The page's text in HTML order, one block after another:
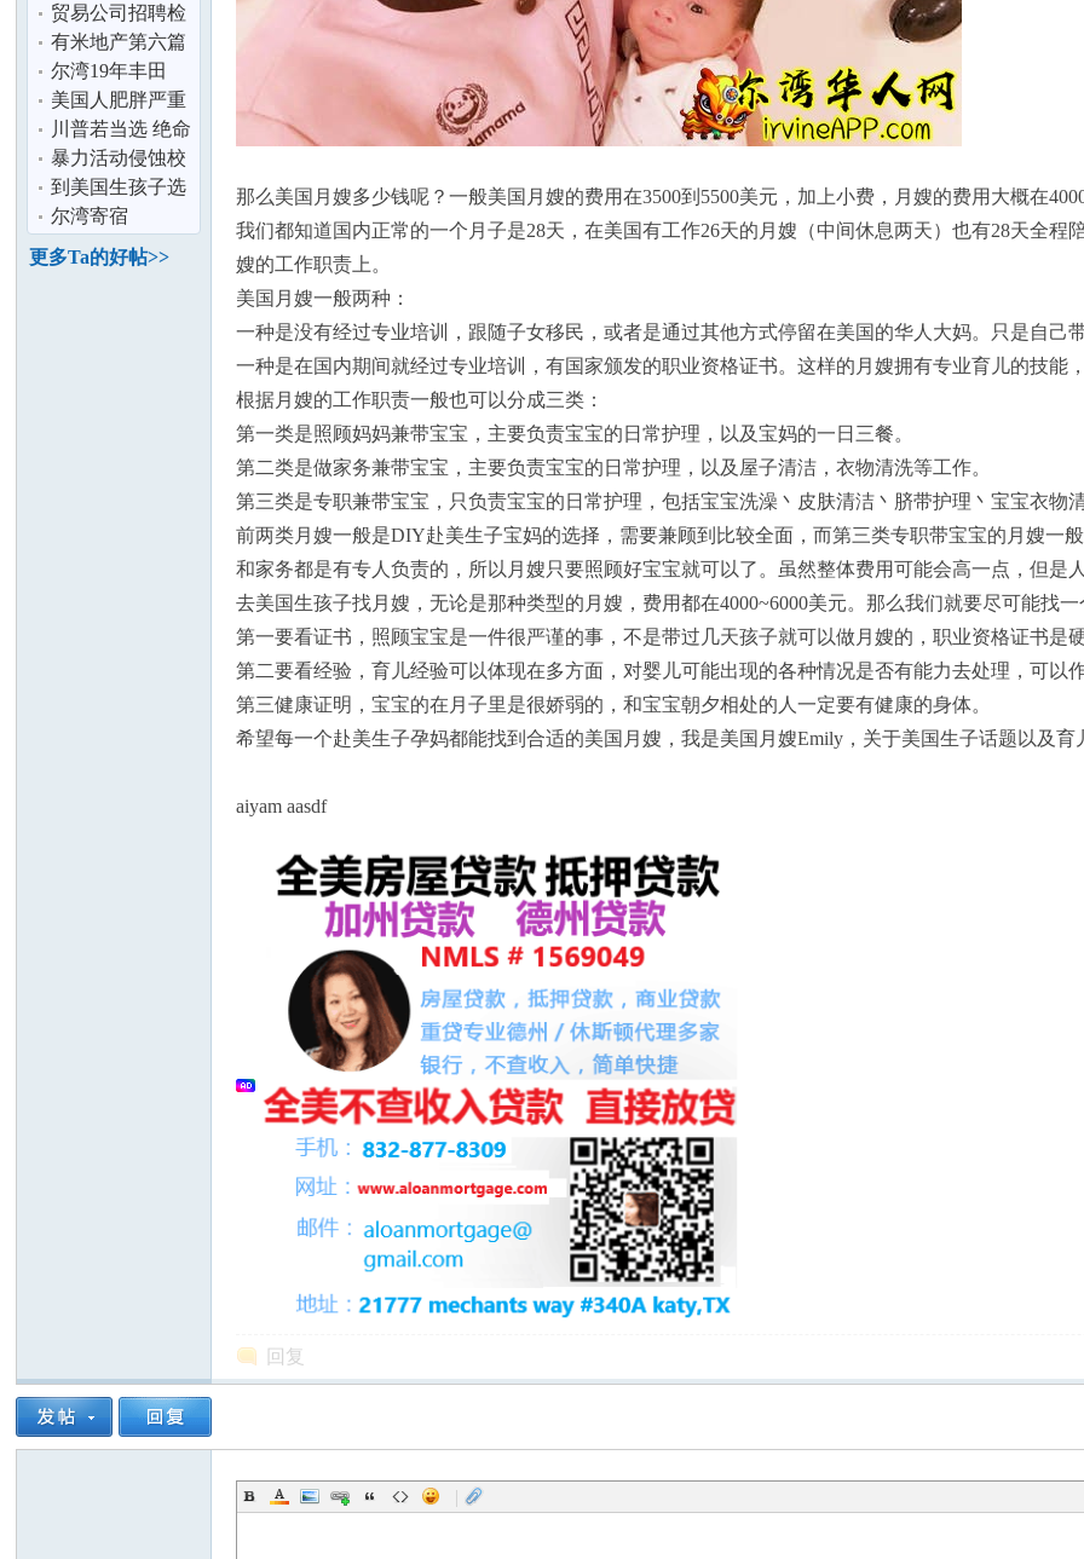
网
贸易公司招聘检
测专员
有米地产第六篇
(2)：美国买房的
十个最好十
尔湾19年丰田
RAV 4出租
美国人肥胖严重
的根本原因是什
么？
川普若当选 绝命
毒师布莱恩克雷
斯顿将果断
暴力活动侵蚀校
园 香港教育前途
堪忧
到美国生孩子选
择月子中心要避
免哪些陷阱？
尔湾寄宿
更多Ta的好帖>>
那么美国月嫂多少钱呢？一般美国月嫂的费用在3500到5500美元，加上小费，月嫂的费用大概在
我们都知道国内正常的一个月子是28天，在美国有工作26天的月嫂（中间休息两天）也有28天全
嫂的工作职责上。
美国月嫂一般两种：
一种是没有经过专业培训，跟随子女移民，或者是通过其他方式停留在美国的华人大妈。只是自己
一种是在国内期间就经过专业培训，有国家颁发的职业资格证书。这样的月嫂拥有专业育儿的技能
根据月嫂的工作职责一般也可以分成三类：
第一类是照顾妈妈兼带宝宝，主要负责宝宝的日常护理，以及宝妈的一日三餐。
第二类是做家务兼带宝宝，主要负责宝宝的日常护理，以及屋子清洁，衣物清洗等工作。
第三类是专职兼带宝宝，只负责宝宝的日常护理，包括宝宝洗澡丶皮肤清洁丶脐带护理丶宝宝衣物
前两类月嫂一般是DIY赴美生子宝妈的选择，需要兼顾到比较全面，而第三类专职带宝宝的月嫂一
和家务都是有专人负责的，所以月嫂只要照顾好宝宝就可以了。虽然整体费用可能会高一点，但是
去美国生孩子找月嫂，无论是那种类型的月嫂，费用都在4000~6000美元。那么我们就要尽可能找
第一要看证书，照顾宝宝是一件很严谨的事，不是带过几天孩子就可以做月嫂的，职业资格证书是
第二要看经验，育儿经验可以体现在多方面，对婴儿可能出现的各种情况是否有能力去处理，可以
第三健康证明，宝宝的在月子里是很娇弱的，和宝宝朝夕相处的人一定要有健康的身体。
希望每一个赴美生子孕妈都能找到合适的美国月嫂，我是美国月嫂Emily，关于美国生子话题以及育
aiyam aasdf
回复
|